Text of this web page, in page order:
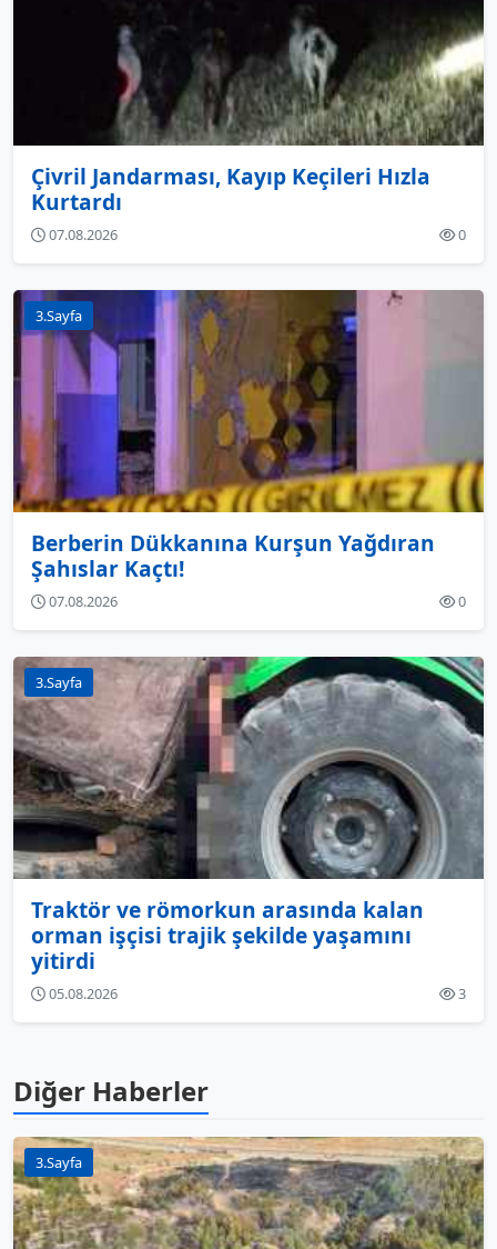
Çivril Jandarması, Kayıp Keçileri Hızla
Kurtardı
07.08.2026 0
3.Sayfa
Berberin Dükkanına Kurşun Yağdıran
Şahıslar Kaçtı!
07.08.2026 0
3.Sayfa
Traktör ve römorkun arasında kalan
orman işçisi trajik şekilde yaşamını
yitirdi
05.08.2026 3
Diğer Haberler
3.Sayfa